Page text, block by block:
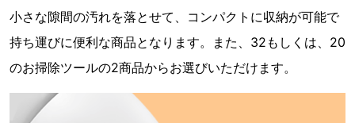
小さな隙間の汚れを落とせて、コンパクトに収納が可能で
持ち運びに便利な商品となります。また、32もしくは、20
のお掃除ツールの2商品からお選びいただけます。